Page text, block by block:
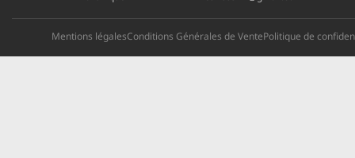
Mentions légalesConditions Générales de VentePolitique de